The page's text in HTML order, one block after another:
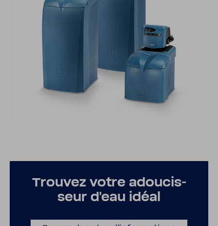
Trouvez votre adou­cis­
seur d’eau idéal